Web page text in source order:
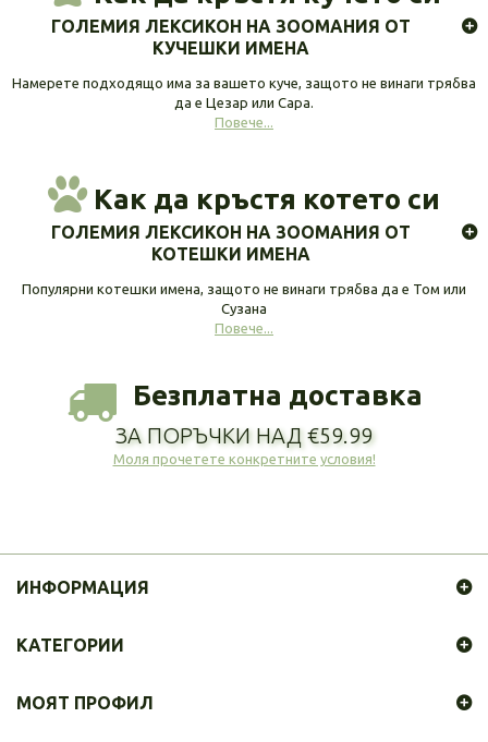
ГОЛЕМИЯ ЛЕКСИКОН НА ЗООМАНИЯ ОТ
КУЧЕШКИ ИМЕНА
Намерете подходящо има за вашето куче, защото не винаги трябва
да е Цезар или Сара.
Повече...
Как да кръстя котето си
ГОЛЕМИЯ ЛЕКСИКОН НА ЗООМАНИЯ ОТ
КОТЕШКИ ИМЕНА
Популярни котешки имена, защото не винаги трябва да е Том или
Сузана
Повече...
Безплатна доставка
ЗА ПОРЪЧКИ НАД €59.99
Моля прочетете конкретните условия!
ИНФОРМАЦИЯ
КАТЕГОРИИ
МОЯТ ПРОФИЛ